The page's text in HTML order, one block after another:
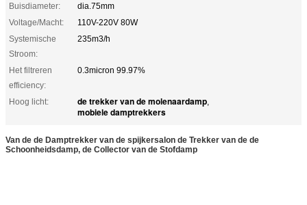
Buisdiameter:
dia.75mm
Voltage/Macht:
110V-220V 80W
Systemische
Stroom:
235m3/h
Het filtreren
efficiency:
0.3micron 99.97%
Hoog licht: de trekker van de molenaardamp,
mobiele damptrekkers
Van de de Damptrekker van de spijkersalon de Trekker van de de
Schoonheidsdamp, de Collector van de Stofdamp